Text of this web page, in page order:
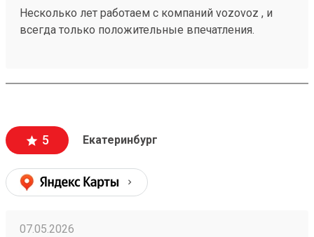
Несколько лет работаем с компаний vozovoz , и
всегда только положительные впечатления.
можно посмотреть всю интересующую
сохранности , и сотрудники аккуратны при загрузке
, выгрузке 🙌🏻 Заказ 260502771
5 Екатеринбург
07.05.2026